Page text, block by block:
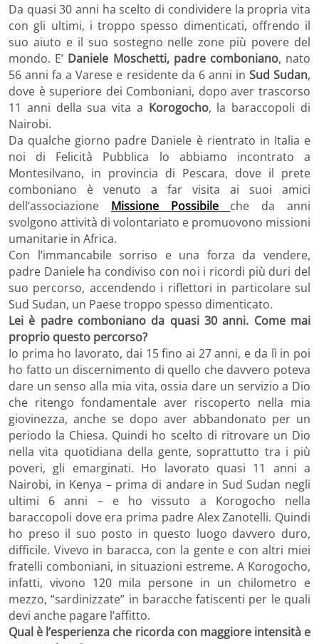
Da quasi 30 anni ha scelto di condividere la propria vita
con gli ultimi, i troppo spesso dimenticati, offrendo il
suo aiuto e il suo sostegno nelle zone più povere del
mondo. E’ Daniele Moschetti, padre comboniano, nato
56 anni fa a Varese e residente da 6 anni in Sud Sudan,
dove è superiore dei Comboniani, dopo aver trascorso
11 anni della sua vita a Korogocho, la baraccopoli di
Nairobi.
Da qualche giorno padre Daniele è rientrato in Italia e
noi di Felicità Pubblica lo abbiamo incontrato a
Montesilvano, in provincia di Pescara, dove il prete
comboniano è venuto a far visita ai suoi amici
dell’associazione Missione Possibile
che da anni
svolgono attività di volontariato e promuovono missioni
umanitarie in Africa.
Con l’immancabile sorriso e una forza da vendere,
padre Daniele ha condiviso con noi i ricordi più duri del
suo percorso, accendendo i riflettori in particolare sul
Sud Sudan, un Paese troppo spesso dimenticato.
Lei è padre comboniano da quasi 30 anni. Come mai
proprio questo percorso?
Io prima ho lavorato, dai 15 fino ai 27 anni, e da lì in poi
ho fatto un discernimento di quello che davvero poteva
dare un senso alla mia vita, ossia dare un servizio a Dio
che ritengo fondamentale aver riscoperto nella mia
giovinezza, anche se dopo aver abbandonato per un
periodo la Chiesa. Quindi ho scelto di ritrovare un Dio
nella vita quotidiana della gente, soprattutto tra i più
poveri, gli emarginati. Ho lavorato quasi 11 anni a
Nairobi, in Kenya – prima di andare in Sud Sudan negli
ultimi 6 anni – e ho vissuto a Korogocho nella
baraccopoli dove era prima padre Alex Zanotelli. Quindi
ho preso il suo posto in questo luogo davvero duro,
difficile. Vivevo in baracca, con la gente e con altri miei
fratelli comboniani, in situazioni estreme. A Korogocho,
infatti, vivono 120 mila persone in un chilometro e
mezzo, “sardinizzate” in baracche fatiscenti per le quali
devi anche pagare l’affitto.
Qual è l’esperienza che ricorda con maggiore intensità e